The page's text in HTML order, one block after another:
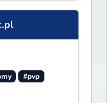
#pvp